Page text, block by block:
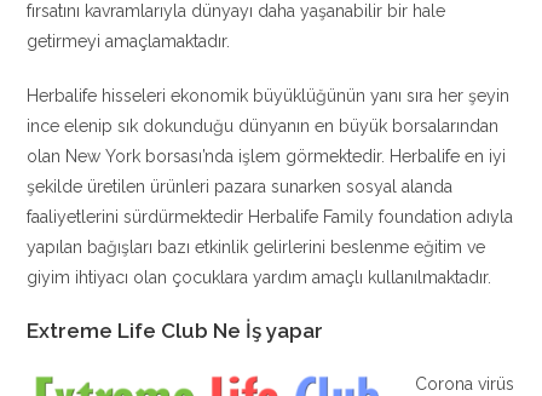
fırsatını kavramlarıyla dünyayı daha yaşanabilir bir hale
getirmeyi amaçlamaktadır.
Herbalife hisseleri ekonomik büyüklüğünün yanı sıra her şeyin
ince elenip sık dokunduğu dünyanın en büyük borsalarından
olan New York borsası’nda işlem görmektedir. Herbalife en iyi
şekilde üretilen ürünleri pazara sunarken sosyal alanda
faaliyetlerini sürdürmektedir Herbalife Family foundation adıyla
yapılan bağışları bazı etkinlik gelirlerini beslenme eğitim ve
giyim ihtiyacı olan çocuklara yardım amaçlı kullanılmaktadır.
Extreme Life Club Ne İş yapar
Corona virüs